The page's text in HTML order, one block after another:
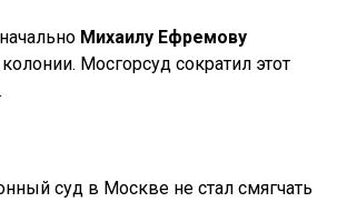
Михаилу Ефремову
Мосгорсуд сократил этот
суд в Москве не стал смягчать